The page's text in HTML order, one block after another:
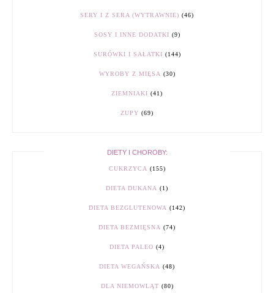
SERY I Z SERA (WYTRAWNIE) (46)
SOSY I INNE DODATKI (9)
SURÓWKI I SAŁATKI (144)
WYROBY Z MIĘSA (30)
ZIEMNIAKI (41)
ZUPY (69)
DIETY I CHOROBY:
CUKRZYCA (155)
DIETA DUKANA (1)
DIETA BEZGLUTENOWA (142)
DIETA BEZMIĘSNA (74)
DIETA PALEO (4)
DIETA WEGAŃSKA (48)
DLA NIEMOWLĄT (80)